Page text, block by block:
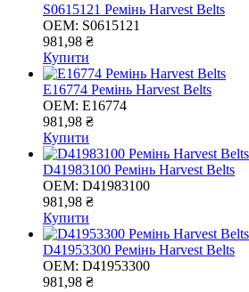
S0615121 Ремінь Harvest Belts
OEM: S0615121
981,98 ₴
Купити
E16774 Ремінь Harvest Belts
OEM: E16774
981,98 ₴
Купити
D41983100 Ремінь Harvest Belts
OEM: D41983100
981,98 ₴
Купити
D41953300 Ремінь Harvest Belts
OEM: D41953300
981,98 ₴